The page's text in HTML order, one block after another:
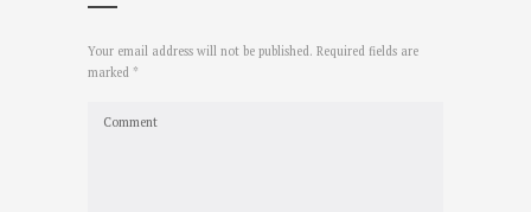
Your email address will not be published. Required fields are
marked *